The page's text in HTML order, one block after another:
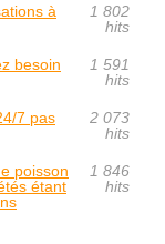
à
1 802
hits
besoin
1 591
hits
7 pas
2 073
hits
poisson
étant
1 846
hits